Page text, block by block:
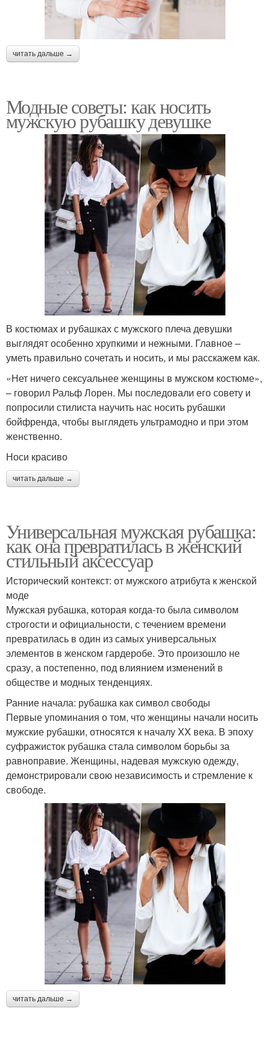
читать дальше →
Модные советы: как носить
мужскую рубашку девушке
В костюмах и рубашках с мужского плеча девушки
выглядят особенно хрупкими и нежными. Главное –
уметь правильно сочетать и носить, и мы расскажем как.
«Нет ничего сексуальнее женщины в мужском костюме»,
– говорил Ральф Лорен. Мы последовали его совету и
попросили стилиста научить нас носить рубашки
бойфренда, чтобы выглядеть ультрамодно и при этом
женственно.
Носи красиво
читать дальше →
Универсальная мужская рубашка:
как она превратилась в женский
стильный аксессуар
Исторический контекст: от мужского атрибута к женской
моде
Мужская рубашка, которая когда-то была символом
строгости и официальности, с течением времени
превратилась в один из самых универсальных
элементов в женском гардеробе. Это произошло не
сразу, а постепенно, под влиянием изменений в
обществе и модных тенденциях.
Ранние начала: рубашка как символ свободы
Первые упоминания о том, что женщины начали носить
мужские рубашки, относятся к началу XX века. В эпоху
суфражисток рубашка стала символом борьбы за
равноправие. Женщины, надевая мужскую одежду,
демонстрировали свою независимость и стремление к
свободе.
читать дальше →